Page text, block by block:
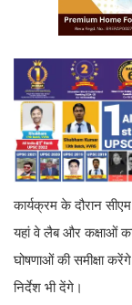
कार्यक्रम के दौरान
यहां वे लैब और कक्षाओं
घोषणाओं की समीक्षा
निर्देश भी देंगे।